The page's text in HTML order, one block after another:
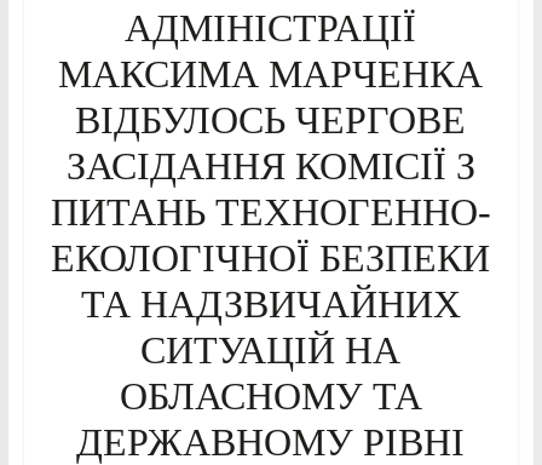
АДМІНІСТРАЦІЇ
МАКСИМА МАРЧЕНКА
ВІДБУЛОСЬ ЧЕРГОВЕ
ЗАСІДАННЯ КОМІСІЇ З
ПИТАНЬ ТЕХНОГЕННО-
ЕКОЛОГІЧНОЇ БЕЗПЕКИ
ТА НАДЗВИЧАЙНИХ
СИТУАЦІЙ НА
ОБЛАСНОМУ ТА
ДЕРЖАВНОМУ РІВНІ